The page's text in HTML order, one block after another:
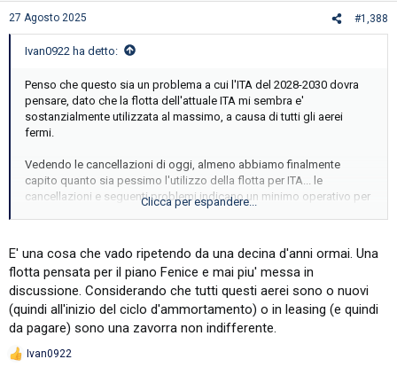
27 Agosto 2025 #1,388
Ivan0922 ha detto:
Penso che questo sia un problema a cui l'ITA del 2028-2030 dovra
pensare, dato che la flotta dell'attuale ITA mi sembra e'
sostanzialmente utilizzata al massimo, a causa di tutti gli aerei
fermi.
Vedendo le cancellazioni di oggi, almeno abbiamo finalmente
capito quanto sia pessimo l'utilizzo della flotta per ITA... le
cancellazioni e seguenti problemi indicano un minimo operativo per
la flotta di cca. 60 aerei, almeno per i narrowbody (321 incluso) o in
manutenzione programmata, questo (20), e' piu o meno il numero
esatto di aerei che non volano al momento
Clicca per espandere...
E' una cosa che vado ripetendo da una decina d'anni ormai. Una
flotta pensata per il piano Fenice e mai piu' messa in
discussione. Considerando che tutti questi aerei sono o nuovi
(quindi all'inizio del ciclo d'ammortamento) o in leasing (e quindi
da pagare) sono una zavorra non indifferente.
R
Ivan0922